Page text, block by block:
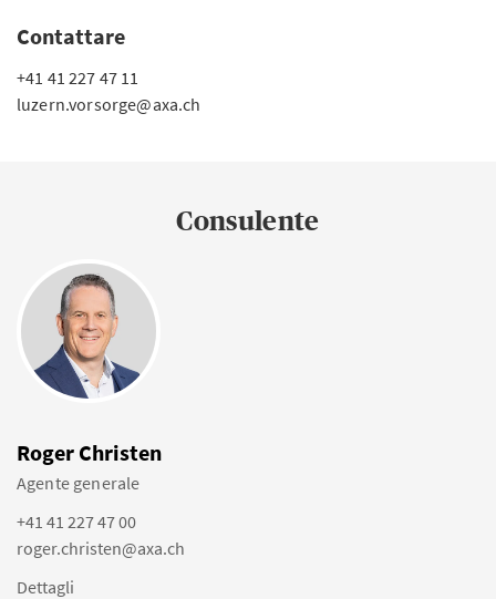
Contattare
+41 41 227 47 11
luzern.vorsorge@axa.ch
Consulente
Roger Christen
Agente generale
+41 41 227 47 00
roger.christen@axa.ch
Dettagli